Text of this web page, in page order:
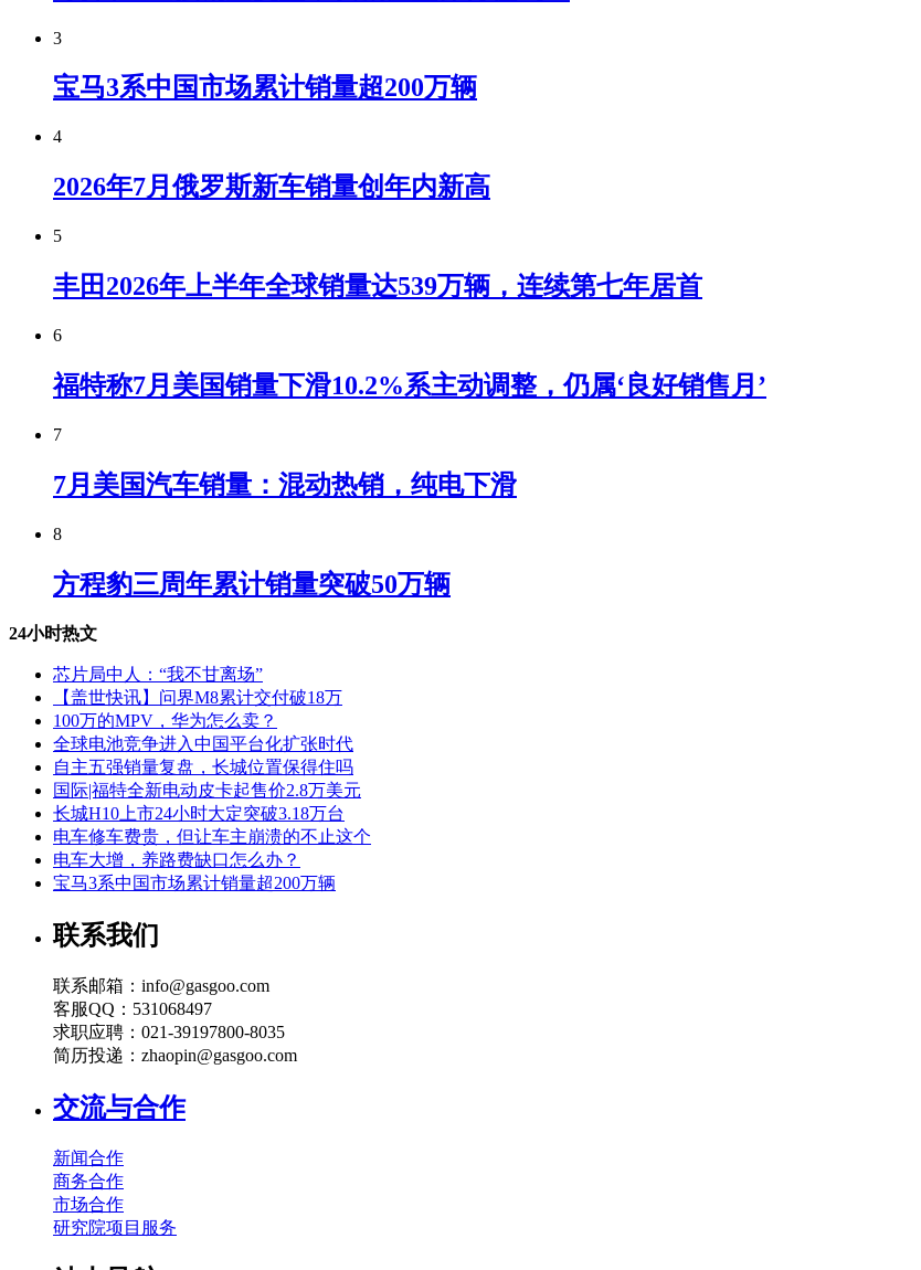
3
宝马3系中国市场累计销量超200万辆
4
2026年7月俄罗斯新车销量创年内新高
5
丰田2026年上半年全球销量达539万辆，连续第七年居首
6
福特称7月美国销量下滑10.2%系主动调整，仍属‘良好销售月’
7
7月美国汽车销量：混动热销，纯电下滑
8
方程豹三周年累计销量突破50万辆
24小时热文
芯片局中人：“我不甘离场”
【盖世快讯】问界M8累计交付破18万
100万的MPV，华为怎么卖？
全球电池竞争进入中国平台化扩张时代
自主五强销量复盘，长城位置保得住吗
国际|福特全新电动皮卡起售价2.8万美元
长城H10上市24小时大定突破3.18万台
电车修车费贵，但让车主崩溃的不止这个
电车大增，养路费缺口怎么办？
宝马3系中国市场累计销量超200万辆
联系我们
联系邮箱：info@gasgoo.com
客服QQ：531068497
求职应聘：021-39197800-8035
简历投递：zhaopin@gasgoo.com
交流与合作
新闻合作
商务合作
市场合作
研究院项目服务